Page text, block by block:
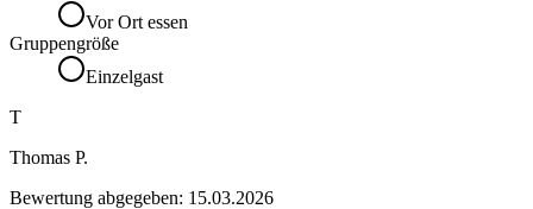
Vor Ort essen
Gruppengröße
Einzelgast
T
Thomas P.
Bewertung abgegeben: 15.03.2026